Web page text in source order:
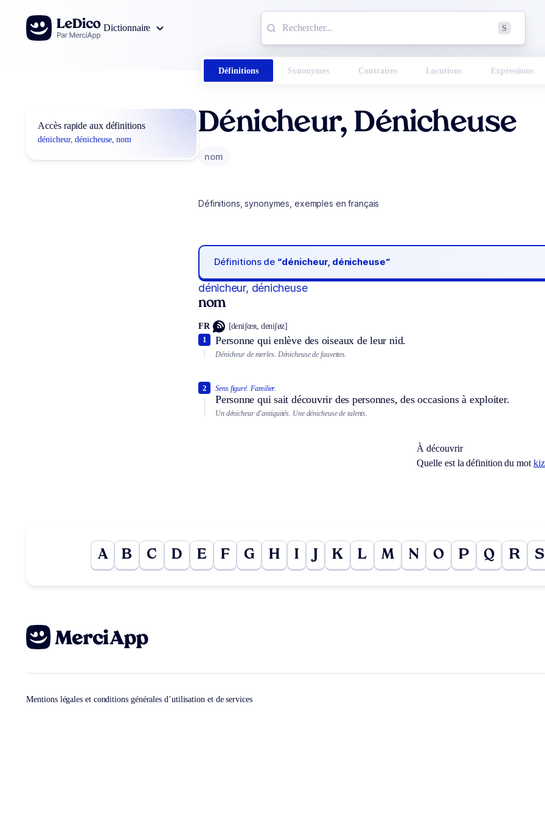
Aller au contenu
Dictionnaire
S
Définitions Synonymes Contraires Locutions Expressions
Accès rapide aux définitions
dénicheur, dénicheuse, nom
Dénicheur, Dénicheuse
nom
Définitions, synonymes, exemples en français
Définitions de “dénicheur, dénicheuse“
dénicheur, dénicheuse
nom
FR [deniʃœʀ, deniʃøz]
Personne qui enlève des oiseaux de leur nid.
1
Dénicheur de merles. Dénicheuse de fauvettes.
Sens figuré. Familier.
Personne qui sait découvrir des personnes, des occasions à exploiter.
2
Un dénicheur d’antiquités. Une dénicheuse de talents.
À découvrir
Quelle est la définition du mot
A B C D E F G H I K L M N O P Q R S
Mentions légales et conditions générales d’utilisation et de services